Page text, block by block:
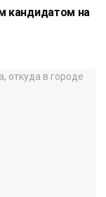
кандидатом на